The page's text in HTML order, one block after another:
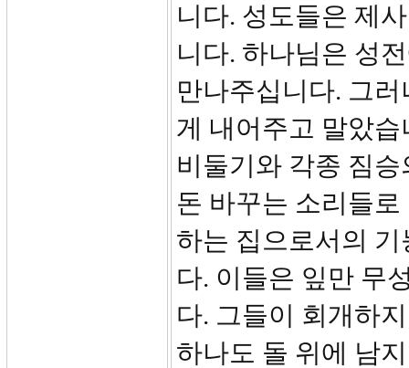
니다. 성도들은 제
니다. 하나님은 성
만나주십니다. 그
게 내어주고 말았
비둘기와 각종 짐
돈 바꾸는 소리들
하는 집으로서의
다. 이들은 잎만 무
다. 그들이 회개하
하나도 돌 위에 남